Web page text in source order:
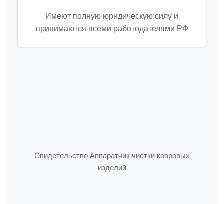
Имеют полную юридическую силу и
принимаются всеми работодателями РФ
Свидетельство Аппаратчик чистки ковровых
изделий